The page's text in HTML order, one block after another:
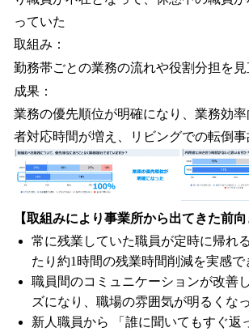
っていた
取組み：
勤務帯ごとの業務の流れや役割分担を見
成果：
業務の優先順位が明確になり、業務効
者対応時間が増え、リビングでの転倒
【取組みにより事業所から出てきた前向
常に残業していた職員が定時に帰れ
たり約1時間の残業時間削減を実感で
職員間のコミュニケーションが改善
ズになり、職場の雰囲気が明るくな
新人職員から 「誰に聞いてもすぐ返